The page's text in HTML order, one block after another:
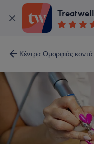
Treatwell
Κέντρα Ομορφιάς κοντά